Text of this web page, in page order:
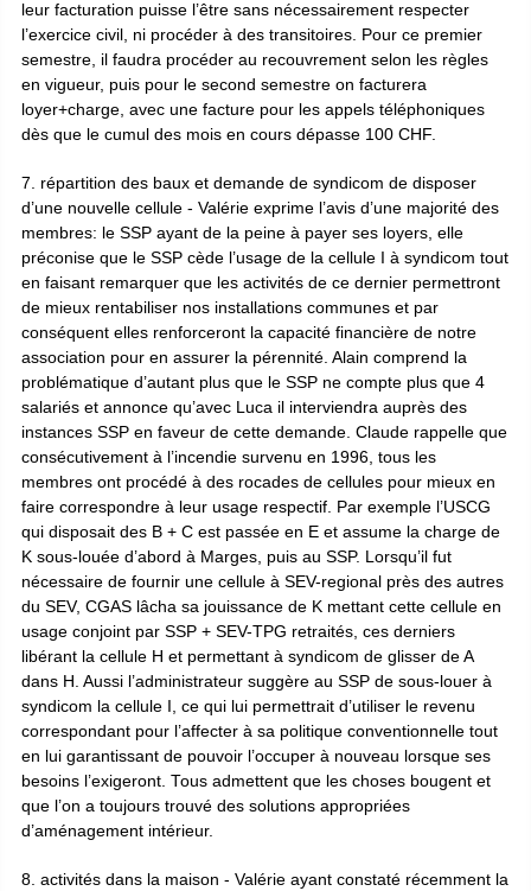
leur facturation puisse l’être sans nécessairement respecter
l’exercice civil, ni procéder à des transitoires. Pour ce premier
semestre, il faudra procéder au recouvrement selon les règles
en vigueur, puis pour le second semestre on facturera
loyer+charge, avec une facture pour les appels téléphoniques
dès que le cumul des mois en cours dépasse 100 CHF.
7. répartition des baux et demande de syndicom de disposer
d’une nouvelle cellule - Valérie exprime l’avis d’une majorité des
membres: le SSP ayant de la peine à payer ses loyers, elle
préconise que le SSP cède l’usage de la cellule I à syndicom tout
en faisant remarquer que les activités de ce dernier permettront
de mieux rentabiliser nos installations communes et par
conséquent elles renforceront la capacité financière de notre
association pour en assurer la pérennité. Alain comprend la
problématique d’autant plus que le SSP ne compte plus que 4
salariés et annonce qu’avec Luca il interviendra auprès des
instances SSP en faveur de cette demande. Claude rappelle que
consécutivement à l’incendie survenu en 1996, tous les
membres ont procédé à des rocades de cellules pour mieux en
faire correspondre à leur usage respectif. Par exemple l’USCG
qui disposait des B + C est passée en E et assume la charge de
K sous-louée d’abord à Marges, puis au SSP. Lorsqu’il fut
nécessaire de fournir une cellule à SEV-regional près des autres
du SEV, CGAS lâcha sa jouissance de K mettant cette cellule en
usage conjoint par SSP + SEV-TPG retraités, ces derniers
libérant la cellule H et permettant à syndicom de glisser de A
dans H. Aussi l’administrateur suggère au SSP de sous-louer à
syndicom la cellule I, ce qui lui permettrait d’utiliser le revenu
correspondant pour l’affecter à sa politique conventionnelle tout
en lui garantissant de pouvoir l’occuper à nouveau lorsque ses
besoins l’exigeront. Tous admettent que les choses bougent et
que l’on a toujours trouvé des solutions appropriées
d’aménagement intérieur.
8. activités dans la maison - Valérie ayant constaté récemment la